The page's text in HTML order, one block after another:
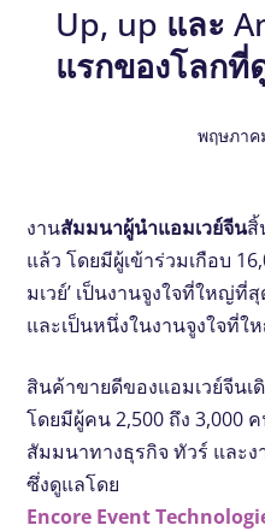
Up, up และ
แรกของโลกที่
พฤษภาค
งานสัมมนาผู้นําแอมเวย์จีนสิ้
แล้ว โดยมีผู้เข้าร่วมเกือบ
มเวย์’ เป็นงานจูงใจที่ใหญ่ที่
และเป็นหนึ่งในงานจูงใจที่
สินค้าขายดีของแอมเวย์จีน
โดยมีผู้คน 2,500 ถึง 3,000
สัมมนาทางธุรกิจ ทัวร์ และ
ซึ่งดูแลโดย
Encore Event